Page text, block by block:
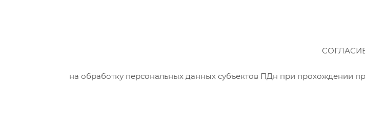
на обработку персональных данных субъектов ПДн при прохождении